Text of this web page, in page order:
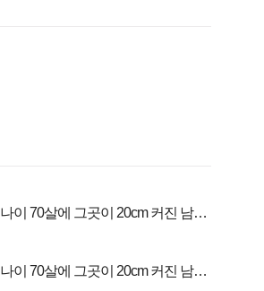
나이 70살에 그곳이 20cm 커진 남자..
나이 70살에 그곳이 20cm 커진 남자..